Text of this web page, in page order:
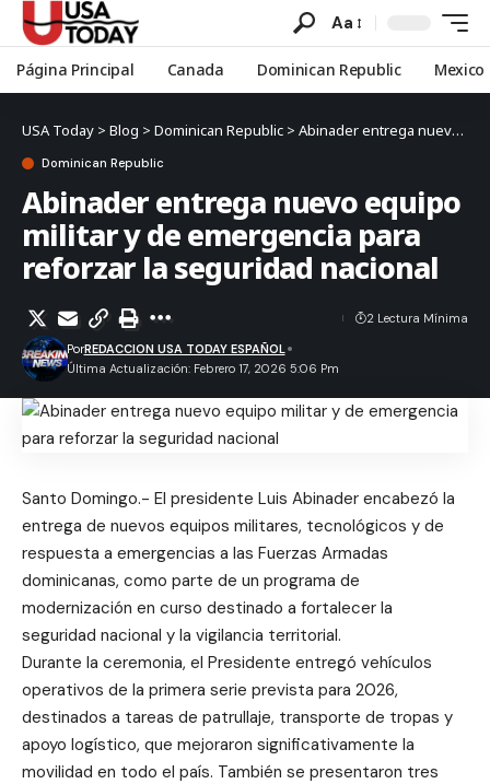
Aa
Página Principal Canada Dominican Republic Mexico
USA Today > Blog > Dominican Republic > Abinader entrega nuevo equipo militar y de emergencia para reforzar la seguridad nacional
Dominican Republic
Abinader entrega nuevo equipo
militar y de emergencia para
reforzar la seguridad nacional
Última Actualización: Febrero 17, 2026 5:06 Pm
PorREDACCION USA TODAY ESPAÑOL
2 Lectura Mínima
Santo Domingo.- El presidente Luis Abinader encabezó la
entrega de nuevos equipos militares, tecnológicos y de
respuesta a emergencias a las Fuerzas Armadas
dominicanas, como parte de un programa de
modernización en curso destinado a fortalecer la
seguridad nacional y la vigilancia territorial.
Durante la ceremonia, el Presidente entregó vehículos
operativos de la primera serie prevista para 2026,
destinados a tareas de patrullaje, transporte de tropas y
apoyo logístico, que mejoraron significativamente la
movilidad en todo el país. También se presentaron tres